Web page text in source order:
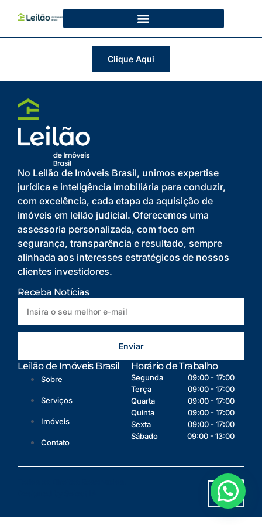
Clique Aqui
No Leilão de Imóveis Brasil, unimos expertise
jurídica e inteligência imobiliária para conduzir,
com excelência, cada etapa da aquisição de
imóveis em leilão judicial. Oferecemos uma
assessoria personalizada, com foco em
segurança, transparência e resultado, sempre
alinhada aos interesses estratégicos de nossos
clientes investidores.
Receba Notícias
Enviar
Leilão de Imóveis Brasil
Sobre
Serviços
Imóveis
Contato
Horário de Trabalho
Segunda
09:00 - 17:00
Terça
09:00 - 17:00
Quarta
09:00 - 17:00
Quinta
09:00 - 17:00
Sexta
09:00 - 17:00
Sábado
09:00 - 13:00
2025